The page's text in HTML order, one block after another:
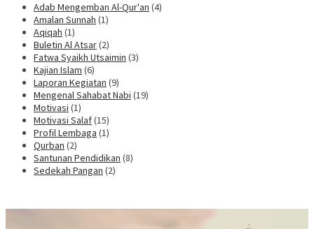
Adab Mengemban Al-Qur'an (4)
Amalan Sunnah (1)
Aqiqah (1)
Buletin Al Atsar(2)
Fatwa Syaikh Utsaimin (3)
Kajian Islam (6)
Laporan Kegiatan (9)
Mengenal Sahabat Nabi (19)
Motivasi (1)
Motivasi Salaf(15)
Profil Lembaga (1)
Qurban (2)
Santunan Pendidikan (8)
Sedekah Pangan (2)